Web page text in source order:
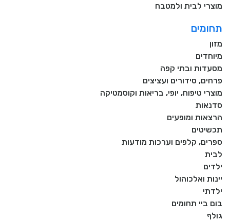
מוצרי לבית ולמטבח
תחומים
מזון
מיוחדים
מסעדות ובתי קפה
פרחים, סידורים ועציצים
מוצרי טיפוח, יופי, בריאות וקוסמטיקה
סדנאות
הרצאות ומופעים
תכשיטים
ספרים, קלפים וערכות מודעות
לבית
ילדים
יינות ואלכוהול
ילדתי
בום ביי תחומים
גולף